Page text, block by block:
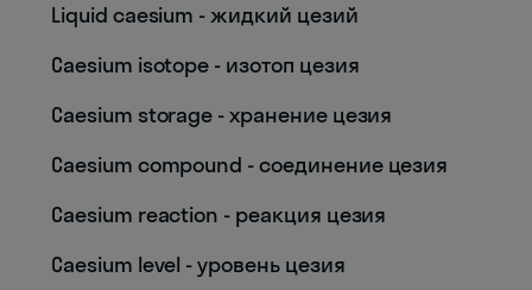
Liquid caesium - жидкий цезий
Caesium isotope - изотоп цезия
Caesium storage - хранение цезия
Caesium compound - соединение цезия
Caesium reaction - реакция цезия
Caesium level - уровень цезия